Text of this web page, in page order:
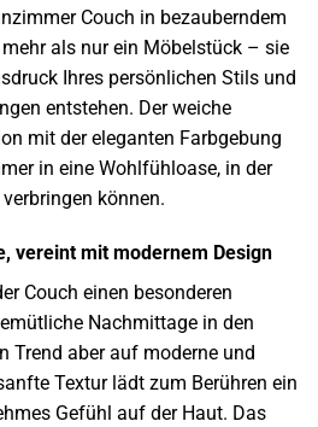
Couch in bezauberndem
als nur ein Möbelstück – sie
Ihres persönlichen Stils und
entstehen. Der weiche
mit der eleganten Farbgebung
in eine Wohlfühloase, in der
können.
vereint mit modernem Design
Couch einen besonderen
Nachmittage in den
Trend aber auf moderne und
Textur lädt zum Berühren ein
Gefühl auf der Haut. Das